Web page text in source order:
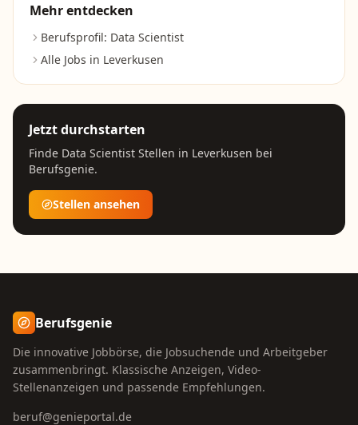
Mehr entdecken
Berufsprofil: Data Scientist
Alle Jobs in Leverkusen
Jetzt durchstarten
Finde Data Scientist Stellen in Leverkusen bei
Berufsgenie.
Stellen ansehen
Berufsgenie
Die innovative Jobbörse, die Jobsuchende und Arbeitgeber
zusammenbringt. Klassische Anzeigen, Video-
Stellenanzeigen und passende Empfehlungen.
beruf@genieportal.de